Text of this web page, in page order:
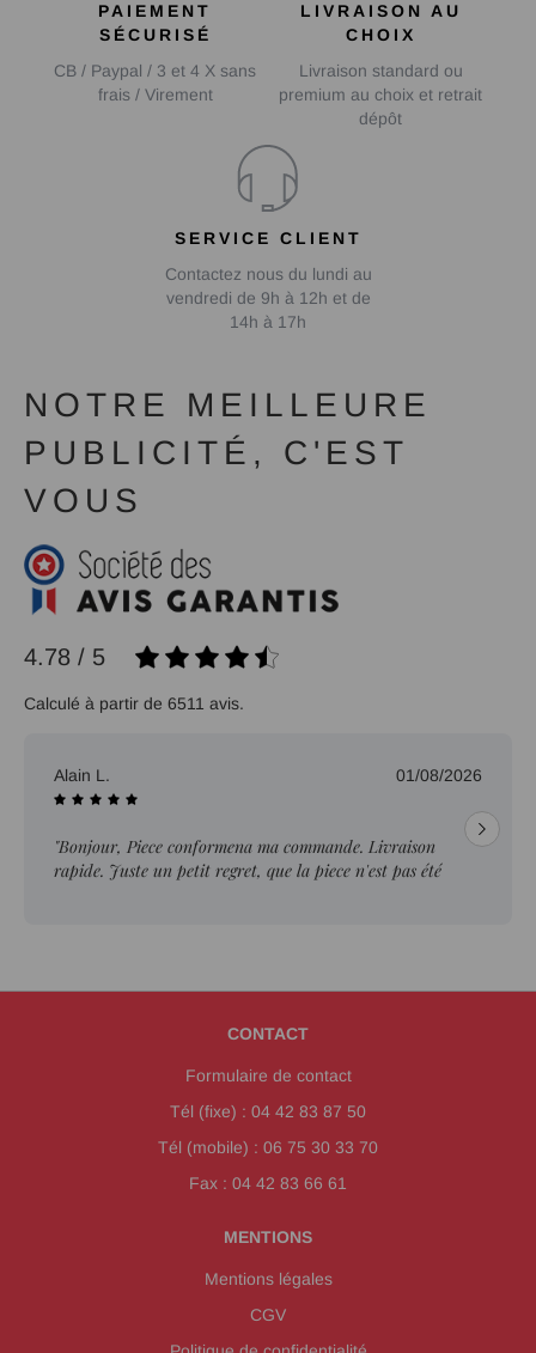
PAIEMENT
SÉCURISÉ
CB / Paypal / 3 et 4 X sans
frais / Virement
LIVRAISON AU
CHOIX
Livraison standard ou
premium au choix et retrait
dépôt
SERVICE CLIENT
Contactez nous du lundi au
vendredi de 9h à 12h et de
14h à 17h
NOTRE MEILLEURE
PUBLICITÉ, C'EST
VOUS
4.78 / 5
Calculé à partir de 6511 avis.
Alain L. 01/08/2026
"Bonjour, Piece conformena ma commande. Livraison
rapide. Juste un petit regret, que la piece n'est pas été
CONTACT
Formulaire de contact
Tél (fixe) : 04 42 83 87 50
Tél (mobile) : 06 75 30 33 70
Fax : 04 42 83 66 61
MENTIONS
Mentions légales
CGV